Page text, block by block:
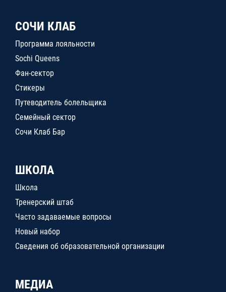
СОЧИ КЛАБ
Программа лояльности
Sochi Queens
Фан-сектор
Стикеры
Путеводитель болельщика
Семейный сектор
Сочи Клаб Бар
ШКОЛА
Школа
Тренерский штаб
Часто задаваемые вопросы
Новый набор
Сведения об образовательной организации
МЕДИА